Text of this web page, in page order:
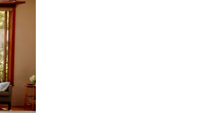
შეხებისა თუ თითის გასმის ჟესტები.